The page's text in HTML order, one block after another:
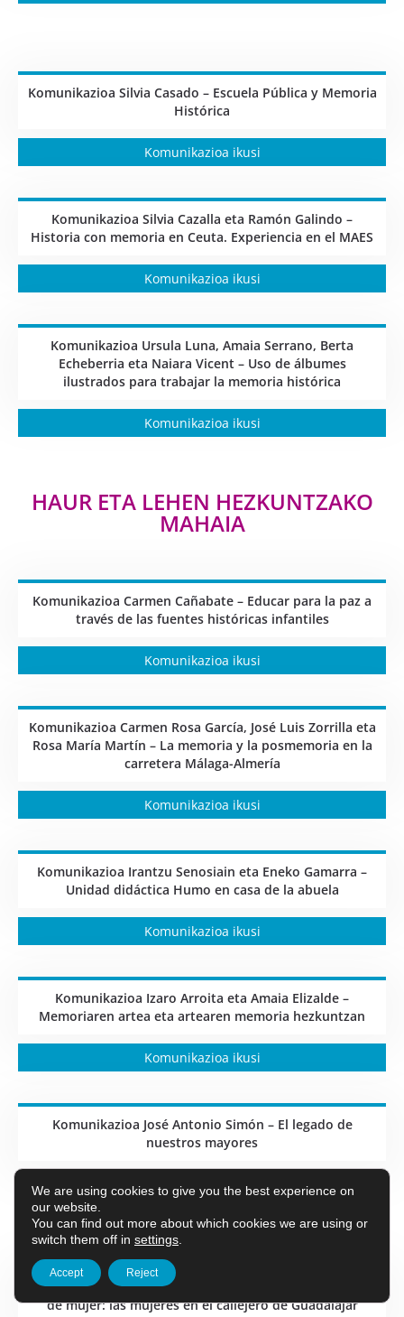
Komunikazioa Silvia Casado – Escuela Pública y Memoria
Histórica
Komunikazioa ikusi
Komunikazioa Silvia Cazalla eta Ramón Galindo –
Historia con memoria en Ceuta. Experiencia en el MAES
Komunikazioa ikusi
Komunikazioa Ursula Luna, Amaia Serrano, Berta
Echeberria eta Naiara Vicent – Uso de álbumes
ilustrados para trabajar la memoria histórica
Komunikazioa ikusi
HAUR ETA LEHEN HEZKUNTZAKO
MAHAIA
Komunikazioa Carmen Cañabate – Educar para la paz a
través de las fuentes históricas infantiles
Komunikazioa ikusi
Komunikazioa Carmen Rosa García, José Luis Zorrilla eta
Rosa María Martín – La memoria y la posmemoria en la
carretera Málaga-Almería
Komunikazioa ikusi
Komunikazioa Irantzu Senosiain eta Eneko Gamarra –
Unidad didáctica Humo en casa de la abuela
Komunikazioa ikusi
Komunikazioa Izaro Arroita eta Amaia Elizalde –
Memoriaren artea eta artearen memoria hezkuntzan
Komunikazioa ikusi
Komunikazioa José Antonio Simón – El legado de
nuestros mayores
Komunikazioa ikusi
Komunikazioa María de la Hoz Bermejo – Con nombre
de mujer: las mujeres en el callejero de Guadalajar
We are using cookies to give you the best experience on
our website.
You can find out more about which cookies we are using or
switch them off in settings
Accept Reject